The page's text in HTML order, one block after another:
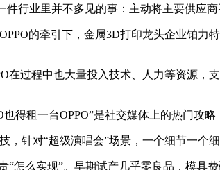
件行业里并不多见的事：主动将主要供应
的牵引下，金属3D打印龙头企业铂
在过程中也大量投入技术、人力等资源
得租一台OPPO”是社交媒体上的热门攻略
针对“超级演唱会”场景，一个细节一个细
怎么实现”。早期试产几乎零良品，模具